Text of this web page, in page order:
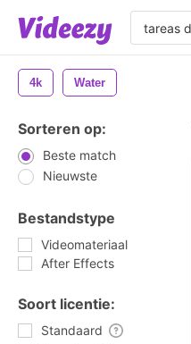
4k Water
Sorteren op:
Beste match
Nieuwste
Bestandstype
Videomateriaal
After Effects
Soort licentie:
Standaard